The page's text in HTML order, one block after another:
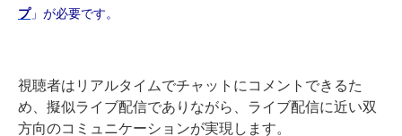
プ」が必要です。
視聴者はリアルタイムでチャットにコメントできるた
め、擬似ライブ配信でありながら、ライブ配信に近い双
方向のコミュニケーションが実現します。